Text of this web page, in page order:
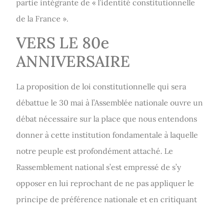
partie intégrante de « l’identité constitutionnelle
de la France ».
VERS LE 80e
ANNIVERSAIRE
La proposition de loi constitutionnelle qui sera
débattue le 30 mai à l’Assemblée nationale ouvre un
débat nécessaire sur la place que nous entendons
donner à cette institution fondamentale à laquelle
notre peuple est profondément attaché. Le
Rassemblement national s’est empressé de s’y
opposer en lui reprochant de ne pas appliquer le
principe de préférence nationale et en critiquant